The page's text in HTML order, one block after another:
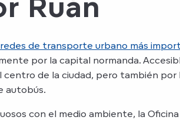
de transporte urbano más
por la capital normanda.
de la ciudad, pero también
autobús.
con el medio ambiente, la